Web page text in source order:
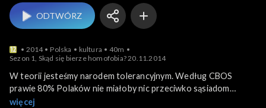
ODTWÓRZ
2014 Polska kultura
40m
Sezon 1, Skąd się bierze homofobia? 20.11.2014
W teorii jesteśmy narodem tolerancyjnym. Według CBOS
prawie 80% Polaków nie miałoby nic przeciwko sąsiadom
gejom. A jednak telewizyjna emisja spotów społecznych
więcej